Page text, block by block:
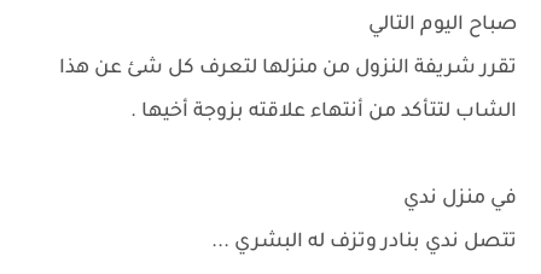
صباح اليوم التالي
تقرر شريفة النزول من منزلها لتعرف كل شئ عن هذا
الشاب لتتأكد من أنتهاء علاقته بزوجة أخيها .
في منزل ندي
تتصل ندي بنادر وتزف له البشري ...